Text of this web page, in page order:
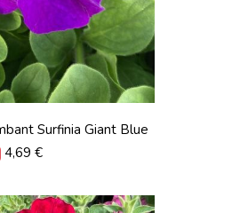
Surfinia Giant Blue
Prix
4,69 €